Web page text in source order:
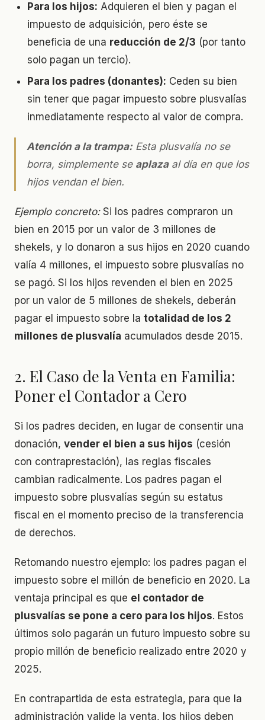
Para los hijos: Adquieren el bien y pagan el
impuesto de adquisición, pero éste se
beneficia de una reducción de 2/3 (por tanto
solo pagan un tercio).
Para los padres (donantes): Ceden su bien
sin tener que pagar impuesto sobre plusvalías
inmediatamente respecto al valor de compra.
Atención a la trampa:Esta plusvalía no se
borra, simplemente se aplazaal día en que los
hijos vendan el bien.
Ejemplo concreto:Si los padres compraron un
bien en 2015 por un valor de 3 millones de
shekels, y lo donaron a sus hijos en 2020 cuando
valía 4 millones, el impuesto sobre plusvalías no
se pagó. Si los hijos revenden el bien en 2025
por un valor de 5 millones de shekels, deberán
pagar el impuesto sobre la totalidad de los 2
millones de plusvalía acumulados desde 2015.
2. El Caso de la Venta en Familia:
Poner el Contador a Cero
Si los padres deciden, en lugar de consentir una
donación, vender el bien a sus hijos (cesión
con contraprestación), las reglas fiscales
cambian radicalmente. Los padres pagan el
impuesto sobre plusvalías según su estatus
fiscal en el momento preciso de la transferencia
de derechos.
Retomando nuestro ejemplo: los padres pagan el
impuesto sobre el millón de beneficio en 2020. La
ventaja principal es que el contador de
plusvalías se pone a cero para los hijos. Estos
últimos solo pagarán un futuro impuesto sobre su
propio millón de beneficio realizado entre 2020 y
2025.
En contrapartida de esta estrategia, para que la
administración valide la venta, los hijos deben